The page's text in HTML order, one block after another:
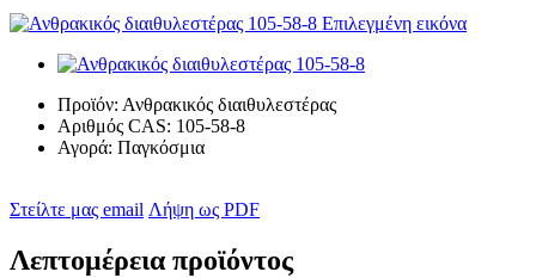
Προϊόν: Ανθρακικός διαιθυλεστέρας
Αριθμός CAS: 105-58-8
Αγορά: Παγκόσμια
Στείλτε μας email Λήψη ως PDF
Λεπτομέρεια προϊόντος